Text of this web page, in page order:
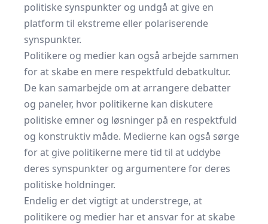
politiske synspunkter og undgå at give en
platform til ekstreme eller polariserende
synspunkter.
Politikere og medier kan også arbejde sammen
for at skabe en mere respektfuld debatkultur.
De kan samarbejde om at arrangere debatter
og paneler, hvor politikerne kan diskutere
politiske emner og løsninger på en respektfuld
og konstruktiv måde. Medierne kan også sørge
for at give politikerne mere tid til at uddybe
deres synspunkter og argumentere for deres
politiske holdninger.
Endelig er det vigtigt at understrege, at
politikere og medier har et ansvar for at skabe